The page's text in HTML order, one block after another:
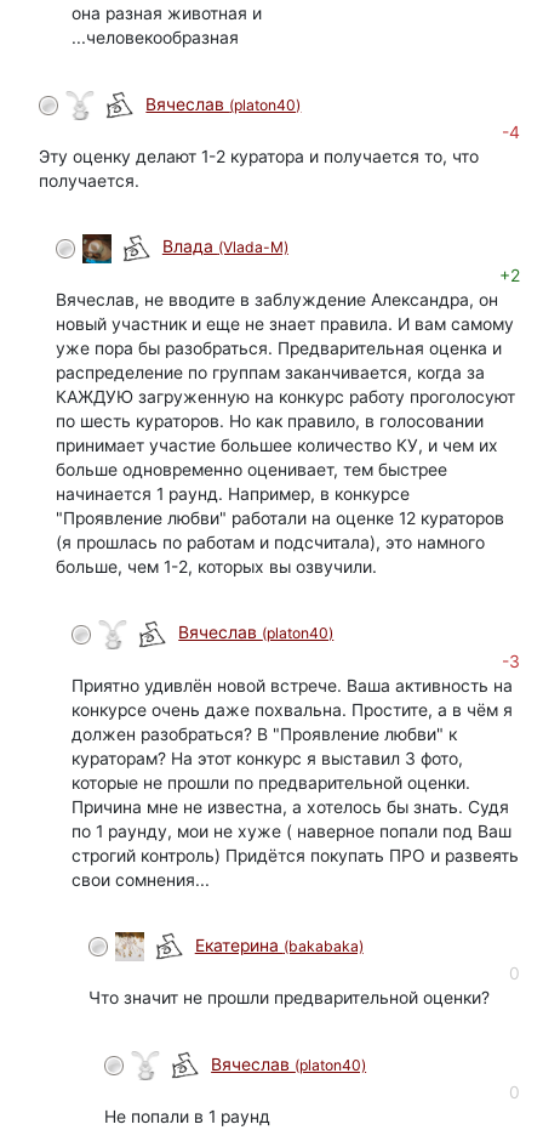
она разная животная и
...человекообразная
Вячеслав (platon40)
-4
Эту оценку делают 1-2 куратора и получается то, что
получается.
Влада (Vlada-M)
+2
Вячеслав, не вводите в заблуждение Александра, он
новый участник и еще не знает правила. И вам самому
уже пора бы разобраться. Предварительная оценка и
распределение по группам заканчивается, когда за
КАЖДУЮ загруженную на конкурс работу проголосуют
по шесть кураторов. Но как правило, в голосовании
принимает участие большее количество КУ, и чем их
больше одновременно оценивает, тем быстрее
начинается 1 раунд. Например, в конкурсе
"Проявление любви" работали на оценке 12 кураторов
(я прошлась по работам и подсчитала), это намного
больше, чем 1-2, которых вы озвучили.
Вячеслав (platon40)
-3
Приятно удивлён новой встрече. Ваша активность на
конкурсе очень даже похвальна. Простите, а в чём я
должен разобраться? В "Проявление любви" к
кураторам? На этот конкурс я выставил 3 фото,
которые не прошли по предварительной оценки.
Причина мне не известна, а хотелось бы знать. Судя
по 1 раунду, мои не хуже ( наверное попали под Ваш
строгий контроль) Придётся покупать ПРО и развеять
свои сомнения...
Екатерина (bakabaka)
0
Что значит не прошли предварительной оценки?
Вячеслав (platon40)
0
Не попали в 1 раунд